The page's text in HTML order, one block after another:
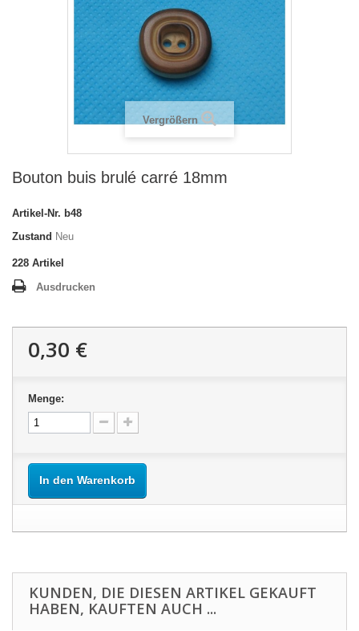
Vergrößern
Bouton buis brulé carré 18mm
Artikel-Nr. b48
Zustand Neu
228 Artikel
Ausdrucken
0,30 €
Menge:
In den Warenkorb
KUNDEN, DIE DIESEN ARTIKEL GEKAUFT
HABEN, KAUFTEN AUCH ...